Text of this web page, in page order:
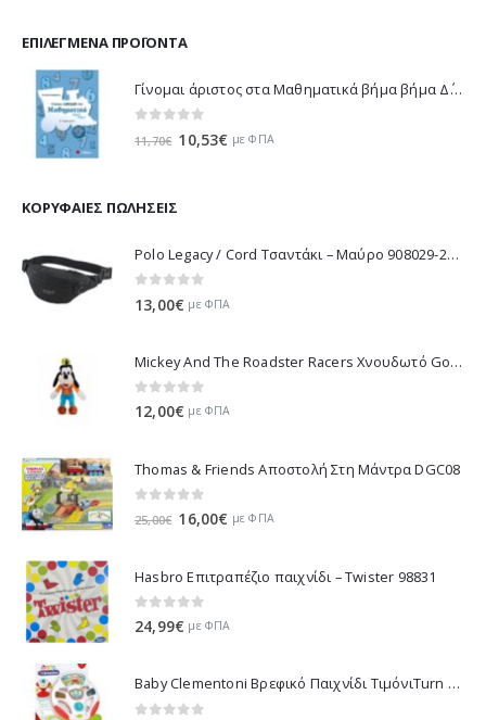
ΕΠΙΛΕΓΜΈΝΑ ΠΡΟΪΌΝΤΑ
Γίνομαι άριστος στα Μαθηματικά βήμα βήμα Δ΄ Δημοτικού - Λυκοτραφίτη Αντιγόνη 21188
11,70€ Original
10,53€ Ημε ΦΠΑ
ΚΟΡΥΦΑΊΕΣ ΠΩΛΉΣΕΙΣ
Polo Legacy / Cord Τσαντάκι – Μαύρο 908029-2000 2022
13,00€ με ΦΠΑ
Mickey And The Roadster Racers Χνουδωτό Goofy 25 εκ 1607-01691
0 out of 5
12,00€ με ΦΠΑ
Thomas & Friends Αποστολή Στη Μάντρα DGC08
out of 5
25,00€ Original
25,00€.
16,00€ Η
είναι:
με ΦΠΑ
Hasbro Επιτραπέζιο παιχνίδι – Twister 98831
0 out of 5
24,99€ με ΦΠΑ
Baby Clementoni Βρεφικό Παιχνίδι ΤιμόνιΤurn Αnd Drive Activity Wheel - 1000-17241